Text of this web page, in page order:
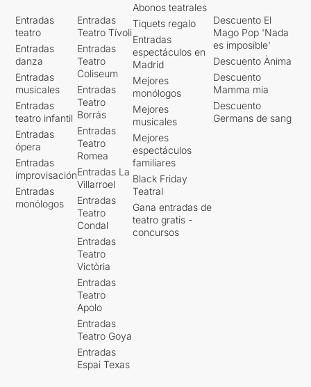
Entradas
teatro
Entradas
danza
Entradas
musicales
Entradas
teatro infantil
Entradas
ópera
Entradas
improvisación
Entradas
monólogos
Entradas
Teatro Tívoli
Entradas
Teatro
Coliseum
Entradas
Teatro
Borrás
Entradas
Teatro
Romea
Entradas La
Villarroel
Entradas
Teatro
Condal
Entradas
Teatro
Victòria
Entradas
Teatro
Apolo
Entradas
Teatro Goya
Entradas
Espai Texas
Abonos teatrales
Tiquets regalo
Entradas
espectáculos en
Madrid
Mejores
monólogos
Mejores
musicales
Mejores
espectáculos
familiares
Black Friday
Teatral
Gana entradas de
teatro gratis -
concursos
Descuento El
Mago Pop 'Nada
es imposible'
Descuento Ànima
Descuento
Mamma mia
Descuento
Germans de sang